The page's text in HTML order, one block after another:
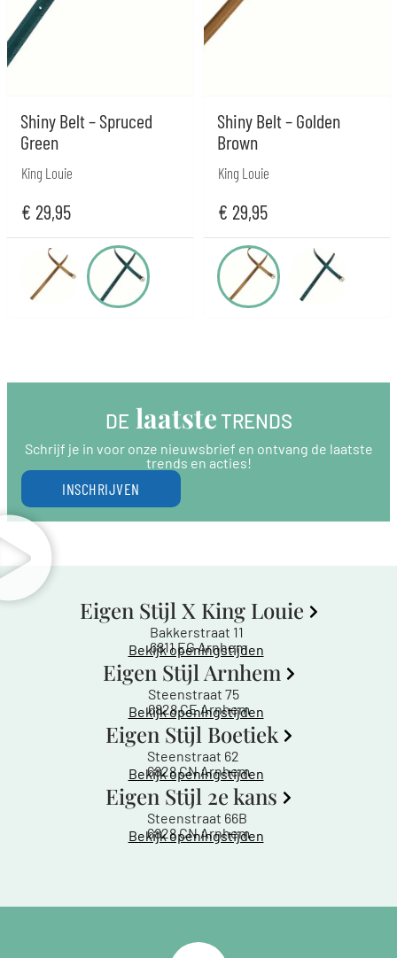
Shiny Belt – Spruced
Green
King Louie
€ 29,95
Shiny Belt – Golden
Brown
King Louie
€ 29,95
DE laatste TRENDS
Schrijf je in voor onze nieuwsbrief en ontvang de laatste
trends en acties!
INSCHRIJVEN
Eigen Stijl X King Louie
Bakkerstraat 11
6811 EG Arnhem
Bekijk openingstijden
Eigen Stijl Arnhem
Steenstraat 75
6828 CE Arnhem
Bekijk openingstijden
Eigen Stijl Boetiek
Steenstraat 62
6828 CN Arnhem
Bekijk openingstijden
Eigen Stijl 2e kans
Steenstraat 66B
6828 CN Arnhem
Bekijk openingstijden